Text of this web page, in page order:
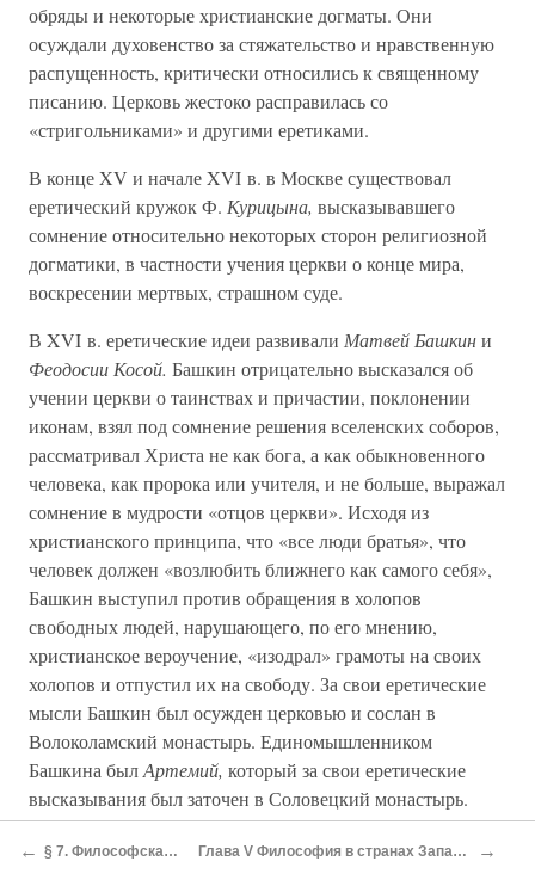
обряды и некоторые христианские догматы. Они
осуждали духовенство за стяжательство и нравственную
распущенность, критически относились к священному
писанию. Церковь жестоко расправилась со
«стригольниками» и другими еретиками.
В конце XV и начале XVI в. в Москве существовал
еретический кружок Ф. Курицына, высказывавшего
сомнение относительно некоторых сторон религиозной
догматики, в частности учения церкви о конце мира,
воскресении мертвых, страшном суде.
В XVI в. еретические идеи развивали Матвей Башкини
Феодосии Косой. Башкин отрицательно высказался об
учении церкви о таинствах и причастии, поклонении
иконам, взял под сомнение решения вселенских соборов,
рассматривал Христа не как бога, а как обыкновенного
человека, как пророка или учителя, и не больше, выражал
сомнение в мудрости «отцов церкви». Исходя из
христианского принципа, что «все люди братья», что
человек должен «возлюбить ближнего как самого себя»,
Башкин выступил против обращения в холопов
свободных людей, нарушающего, по его мнению,
христианское вероучение, «изодрал» грамоты на своих
холопов и отпустил их на свободу. За свои еретические
мысли Башкин был осужден церковью и сослан в
Волоколамский монастырь. Единомышленником
Башкина былАртемий, который за свои еретические
высказывания был заточен в Соловецкий монастырь.
Крупным представителем еретической мысли в России в
← § 7. Философская мысль народов Закавказья и Средней Азии Глава V Философия в странах Западной Европы в период перехода от феодализма к капитализму (XV — начало XVII в.) →